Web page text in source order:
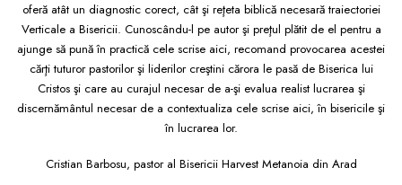
oferă atât un diagnostic corect, cât şi reţeta biblică necesară traiectoriei
Verticale a Bisericii. Cunoscându-l pe autor şi preţul plătit de el pentru a
ajunge să pună în practică cele scrise aici, recomand provocarea acestei
cărţi tuturor pastorilor şi liderilor creştini cărora le pasă de Biserica lui
Cristos şi care au curajul necesar de a-şi evalua realist lucrarea şi
discernământul necesar de a contextualiza cele scrise aici, în bisericile şi
în lucrarea lor.
Cristian Barbosu, pastor al Bisericii Harvest Metanoia din Arad